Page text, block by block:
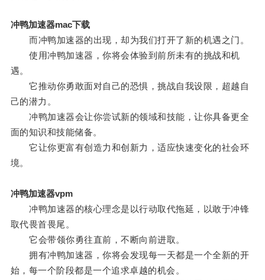
冲鸭加速器mac下载
而冲鸭加速器的出现，却为我们打开了新的机遇之门。
使用冲鸭加速器，你将会体验到前所未有的挑战和机
遇。
它推动你勇敢面对自己的恐惧，挑战自我设限，超越自
己的潜力。
冲鸭加速器会让你尝试新的领域和技能，让你具备更全
面的知识和技能储备。
它让你更富有创造力和创新力，适应快速变化的社会环
境。
冲鸭加速器vpm
冲鸭加速器的核心理念是以行动取代拖延，以敢于冲锋
取代畏首畏尾。
它会带领你勇往直前，不断向前进取。
拥有冲鸭加速器，你将会发现每一天都是一个全新的开
始，每一个阶段都是一个追求卓越的机会。